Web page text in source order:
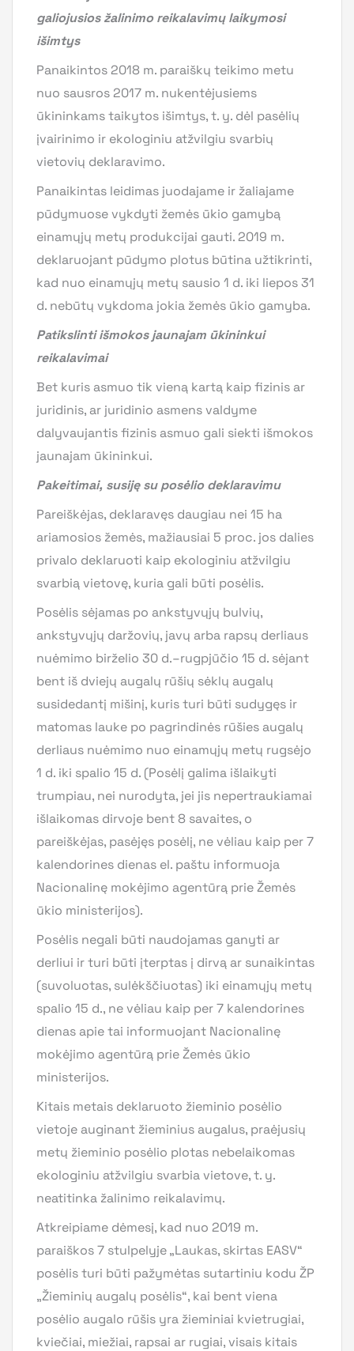
galiojusios žalinimo reikalavimų laikymosi
išimtys
Panaikintos 2018 m. paraiškų teikimo metu
nuo sausros 2017 m. nukentėjusiems
ūkininkams taikytos išimtys, t. y. dėl pasėlių
įvairinimo ir ekologiniu atžvilgiu svarbių
vietovių deklaravimo.
Panaikintas leidimas juodajame ir žaliajame
pūdymuose vykdyti žemės ūkio gamybą
einamųjų metų produkcijai gauti. 2019 m.
deklaruojant pūdymo plotus būtina užtikrinti,
kad nuo einamųjų metų sausio 1 d. iki liepos 31
d. nebūtų vykdoma jokia žemės ūkio gamyba.
Patikslinti išmokos jaunajam ūkininkui
reikalavimai
Bet kuris asmuo tik vieną kartą kaip fizinis ar
juridinis, ar juridinio asmens valdyme
dalyvaujantis fizinis asmuo gali siekti išmokos
jaunajam ūkininkui.
Pakeitimai, susiję su posėlio deklaravimu
Pareiškėjas, deklaravęs daugiau nei 15 ha
ariamosios žemės, mažiausiai 5 proc. jos dalies
privalo deklaruoti kaip ekologiniu atžvilgiu
svarbią vietovę, kuria gali būti posėlis.
Posėlis sėjamas po ankstyvųjų bulvių,
ankstyvųjų daržovių, javų arba rapsų derliaus
nuėmimo birželio 30 d.–rugpjūčio 15 d. sėjant
bent iš dviejų augalų rūšių sėklų augalų
susidedantį mišinį, kuris turi būti sudygęs ir
matomas lauke po pagrindinės rūšies augalų
derliaus nuėmimo nuo einamųjų metų rugsėjo
1 d. iki spalio 15 d. (Posėlį galima išlaikyti
trumpiau, nei nurodyta, jei jis nepertraukiamai
išlaikomas dirvoje bent 8 savaites, o
pareiškėjas, pasėjęs posėlį, ne vėliau kaip per 7
kalendorines dienas el. paštu informuoja
Nacionalinę mokėjimo agentūrą prie Žemės
ūkio ministerijos).
Posėlis negali būti naudojamas ganyti ar
derliui ir turi būti įterptas į dirvą ar sunaikintas
(suvoluotas, sulėkščiuotas) iki einamųjų metų
spalio 15 d., ne vėliau kaip per 7 kalendorines
dienas apie tai informuojant Nacionalinę
mokėjimo agentūrą prie Žemės ūkio
ministerijos.
Kitais metais deklaruoto žieminio posėlio
vietoje auginant žieminius augalus, praėjusių
metų žieminio posėlio plotas nebelaikomas
ekologiniu atžvilgiu svarbia vietove, t. y.
neatitinka žalinimo reikalavimų.
Atkreipiame dėmesį, kad nuo 2019 m.
paraiškos 7 stulpelyje „Laukas, skirtas EASV“
posėlis turi būti pažymėtas sutartiniu kodu ŽP
„Žieminių augalų posėlis“, kai bent viena
posėlio augalo rūšis yra žieminiai kvietrugiai,
kviečiai, miežiai, rapsai ar rugiai, visais kitais